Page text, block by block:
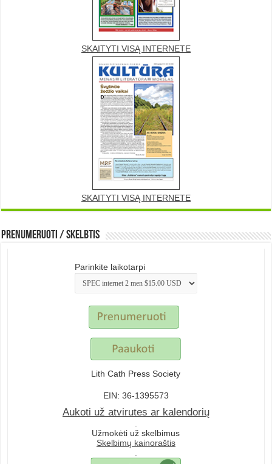
SKAITYTI VISĄ INTERNETE
SKAITYTI VISĄ INTERNETE
Prenumeruoti / Skelbtis
Parinkite laikotarpi
Lith Cath Press Society
EIN: 36-1395573
Aukoti už atvirutes ar kalendorių
.
Užmokėti už skelbimus
Skelbimų kainoraštis
.